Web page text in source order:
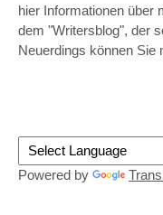
hier Informationen über
dem "Writersblog", der
Neuerdings können Sie
Powered by